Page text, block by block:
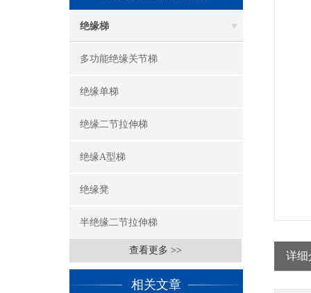
绝缘梯
多功能绝缘关节梯
绝缘单梯
绝缘二节拉伸梯
绝缘A型梯
绝缘凳
半绝缘二节拉伸梯
查看更多 >>
相关文章
详细